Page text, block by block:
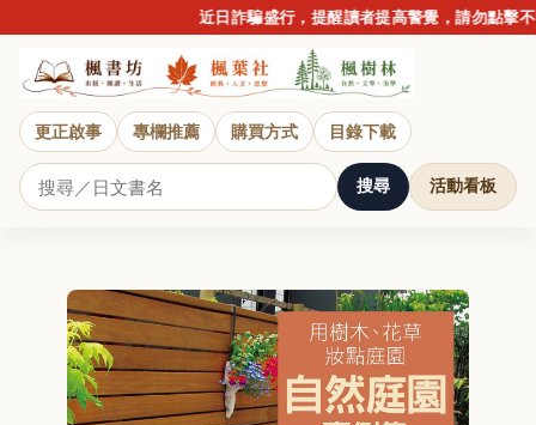
近日詐騙盛行，提醒讀者提高警覺，請勿點擊不
更正啟事 專欄推薦 購買方式 目錄下載
搜尋 活動看板